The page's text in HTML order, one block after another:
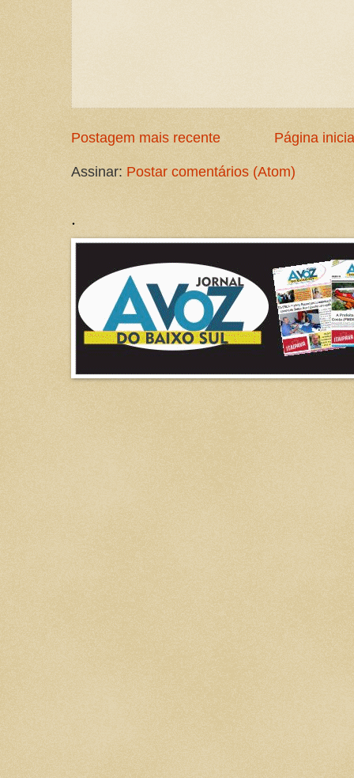
Postagem mais recente Página
Assinar: Postar comentários (Atom)
.